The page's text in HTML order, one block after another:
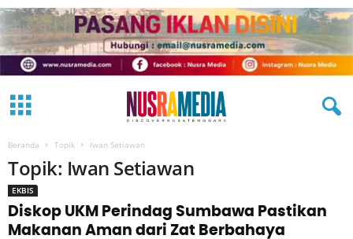
Beranda Topik Iwan Setiawan
Topik: Iwan Setiawan
EKBIS
Diskop UKM Perindag Sumbawa Pastikan
Makanan Aman dari Zat Berbahaya